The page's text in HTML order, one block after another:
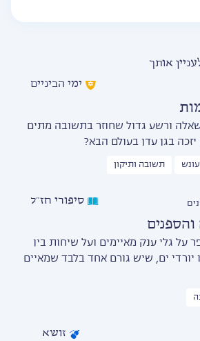
אותך
ימי הביניים
ורשע גדול שחוזר בתשובה מתים
בגן עדן בעולם הבא?
תשובה ותיקון
סיפורי חז״ל
על גלי ענק מאיימים ועל שיחות בין
יורדי ים, שיש גורם אחד בלבד שמאיים
זושא